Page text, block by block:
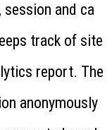
and ca
track of site
report. The
anonymously